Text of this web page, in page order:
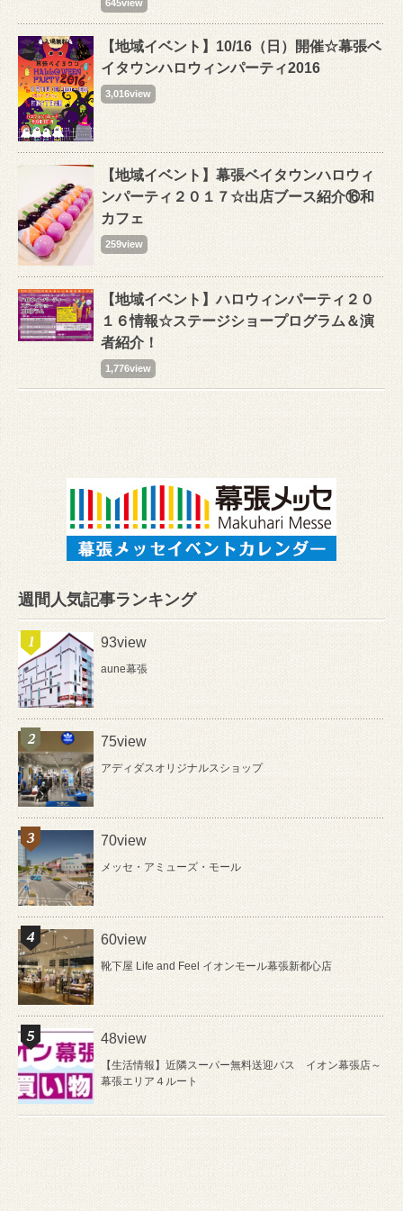
645view
【地域イベント】10/16（日）開催☆幕張ベ
イタウンハロウィンパーティ2016
3,016view
【地域イベント】幕張ベイタウンハロウィ
ンパーティ２０１７☆出店ブース紹介⑯和
カフェ
259view
【地域イベント】ハロウィンパーティ２０
１６情報☆ステージショープログラム＆演
者紹介！
1,776view
週間人気記事ランキング
93view
aune幕張
75view
アディダスオリジナルスショップ
70view
メッセ・アミューズ・モール
60view
靴下屋 Life and Feel イオンモール幕張新都心店
48view
【生活情報】近隣スーパー無料送迎バス イオン幕張店～
幕張エリア４ルート